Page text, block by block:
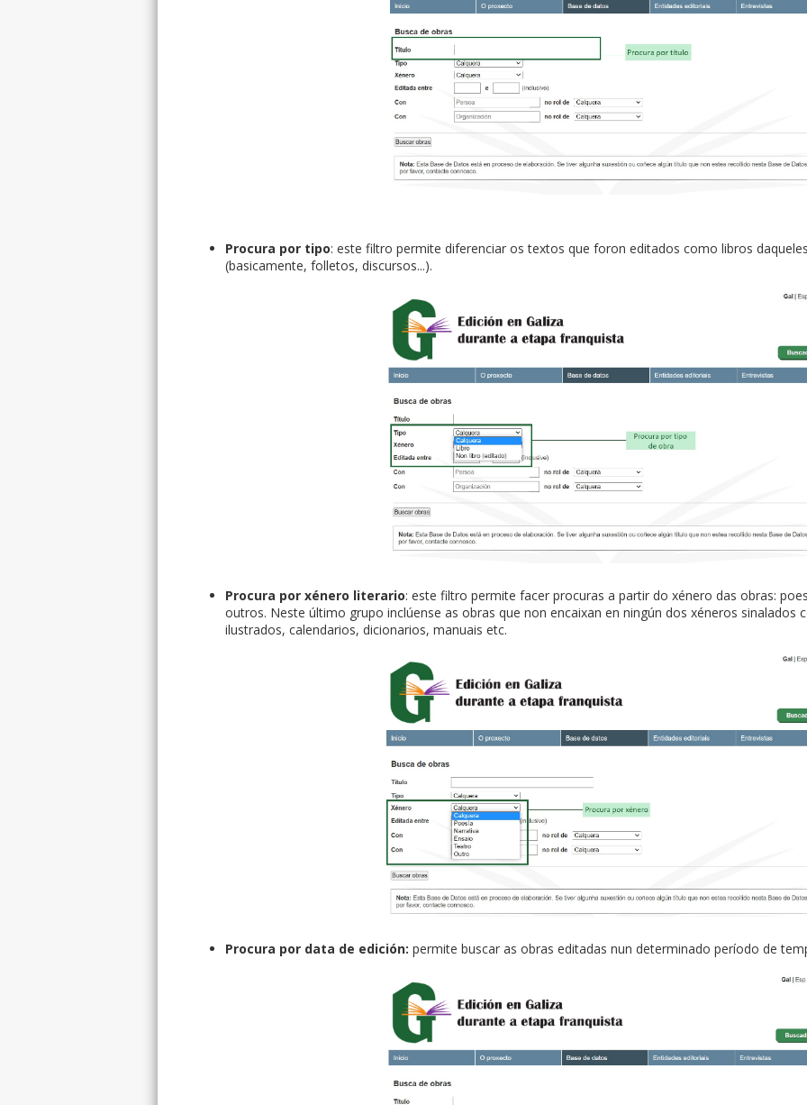
Procura por tipo: este filtro permite diferenciar os textos que foron editados como libros
(basicamente, folletos, discursos...).
Procura por xénero literario: este filtro permite facer procuras a partir do xénero das obras:
outros. Neste último grupo inclúense as obras que non encaixan en ningún dos xéneros sinalados
ilustrados, calendarios, dicionarios, manuais etc.
Procura por data de edición: permite buscar as obras editadas nun determinado período de